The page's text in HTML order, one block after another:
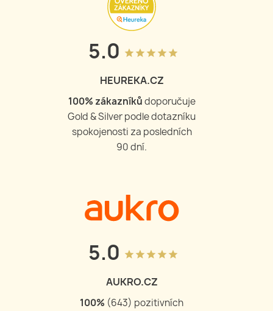
5.0 grade grade grade grade grade
HEUREKA.CZ
100% zákazníkůdoporučuje
Gold & Silver podle dotazníku
spokojenosti za posledních
90 dní.
5.0 grade grade grade grade grade
AUKRO.CZ
100% (644) pozitivních